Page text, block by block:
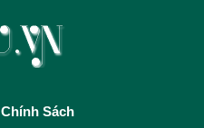
Chính Sách